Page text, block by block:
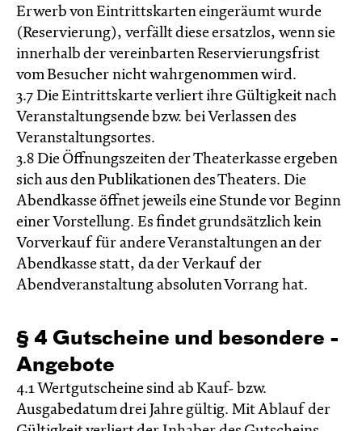
Erwerb von Eintrittskarten eingeräumt wurde
(Reservierung), verfällt diese ersatzlos, wenn sie
innerhalb der vereinbarten Reservierungsfrist
vom Besucher nicht wahrgenommen wird.
3.7 Die Eintrittskarte verliert ihre Gültigkeit nach
Veranstaltungsende bzw. bei Verlassen des
Veranstaltungsortes.
3.8 Die Öffnungszeiten der Theaterkasse ergeben
sich aus den Publikationen des Theaters. Die
Abendkasse öffnet jeweils eine Stunde vor Beginn
einer Vorstellung. Es findet grundsätzlich kein
Vorverkauf für andere Veranstaltungen an der
Abendkasse statt, da der Verkauf der
Abendveranstaltung absoluten Vorrang hat.
§ 4 Gutscheine ­und besondere ­
Angebote
4.1 Wertgutscheine sind ab Kauf- bzw.
Ausgabedatum drei Jahre gültig. Mit Ablauf der